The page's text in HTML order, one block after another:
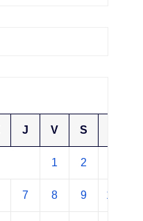
J V S
1 2
7 8 9 10